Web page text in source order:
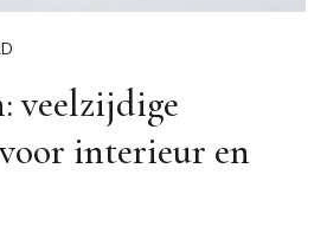
veelzijdige
interieur en